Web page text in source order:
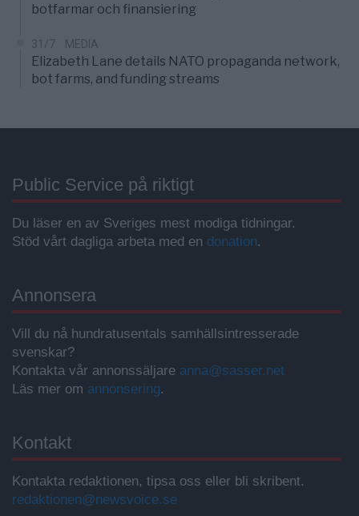
botfarmar och finansiering
31/7 MEDIA
Elizabeth Lane details NATO propaganda network,
bot farms, and funding streams
Public Service på riktigt
Du läser en av Sveriges mest modiga tidningar.
Stöd vårt dagliga arbeta med en donation.
Annonsera
Vill du nå hundratusentals samhällsintresserade
svenskar?
Kontakta vår annonssäljare anna@sasser.net
Läs mer om annonsering.
Kontakt
Kontakta redaktionen, tipsa oss eller bli skribent.
redaktionen@newsvoice.se